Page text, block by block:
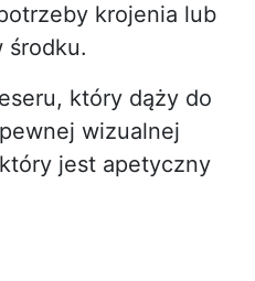
krojenia lub
środku.
który dąży do
wizualnej
jest apetyczny